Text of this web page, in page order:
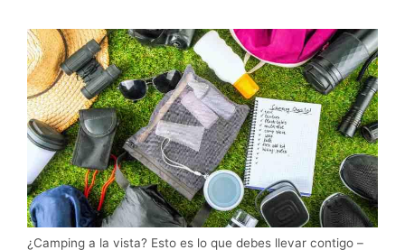
¿Camping a la vista? Esto es lo que debes llevar contigo –